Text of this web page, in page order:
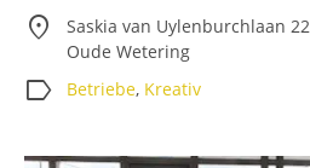
location_on
Saskia van Uylenburchlaan 22
Oude Wetering
label Betriebe, Kreativ